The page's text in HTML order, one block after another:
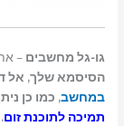
גו-גל מחשבים –
הסיסמא שלך, אל
במחשב, כמו כן
תמיכה לתוכנת זום